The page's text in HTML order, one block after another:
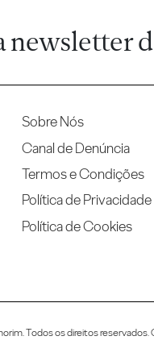
newsletter
Sobre Nós
Canal de Denúncia
Termos e Condições
Política de Privacidade
Política de Cookies
Todos os direitos reservados.